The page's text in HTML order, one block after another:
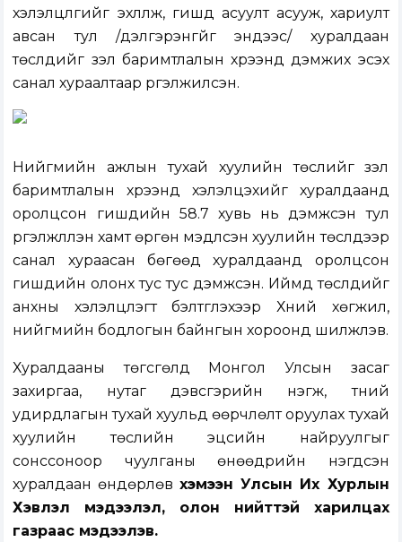
хэлэлцүүлгийг эхлүүлж, гишүүд асуулт асууж, хариулт
авсан тул /дэлгэрэнгүйг эндээс/ хуралдаан
төслүүдийг үзэл баримтлалын хүрээнд дэмжих эсэх
санал хураалтаар үргэлжилсэн.
Нийгмийн ажлын тухай хуулийн төслийг үзэл
баримтлалын хүрээнд хэлэлцэхийг хуралдаанд
оролцсон гишүүдийн 58.7 хувь нь дэмжсэн тул
үргэлжлүүлэн хамт өргөн мэдүүлсэн хуулийн төслүүдээр
санал хураасан бөгөөд хуралдаанд оролцсон
гишүүдийн олонх тус тус дэмжсэн. Иймд төслүүдийг
анхны хэлэлцүүлэгт бэлтгүүлэхээр Хүний хөгжил,
нийгмийн бодлогын байнгын хороонд шилжүүлэв.
Хуралдааны төгсгөлд
Монгол Улсын засаг
захиргаа, нутаг дэвсгэрийн нэгж, түүний
удирдлагын тухай хуульд өөрчлөлт оруулах тухай
хуулийн төслийн эцсийн найруулгыг
сонссоноор чуулганы өнөөдрийн нэгдсэн
хуралдаан өндөрлөвхэмээн Улсын Их Хурлын
Хэвлэл мэдээлэл, олон нийттэй харилцах
газраас мэдээлэв.